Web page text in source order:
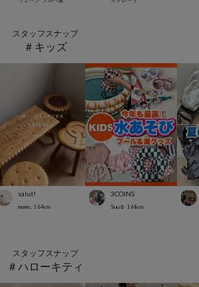
スタッフスナップ
＃キッズ
salut!
momo. 164cm
3COINS
Suu☺︎ 168cm
スタッフスナップ
＃ハローキティ